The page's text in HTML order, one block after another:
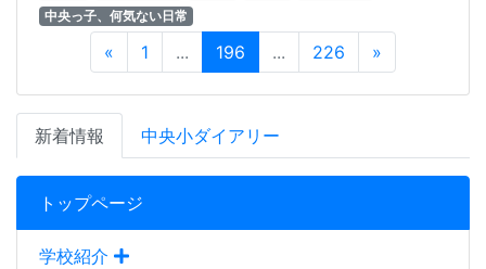
トップページ
学校紹介
中央っ子、何気ない日常
« 1 ... 196 ... 226 »
新着情報 中央小ダイアリー